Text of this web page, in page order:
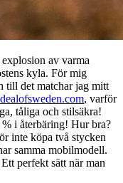
av varma
kyla. För mig
till det matchar jag mitt
, varför
tåliga och stilsäkra!
i återbäring! Hur bra?
inte köpa två stycken
samma mobilmodell.
perfekt sätt när man